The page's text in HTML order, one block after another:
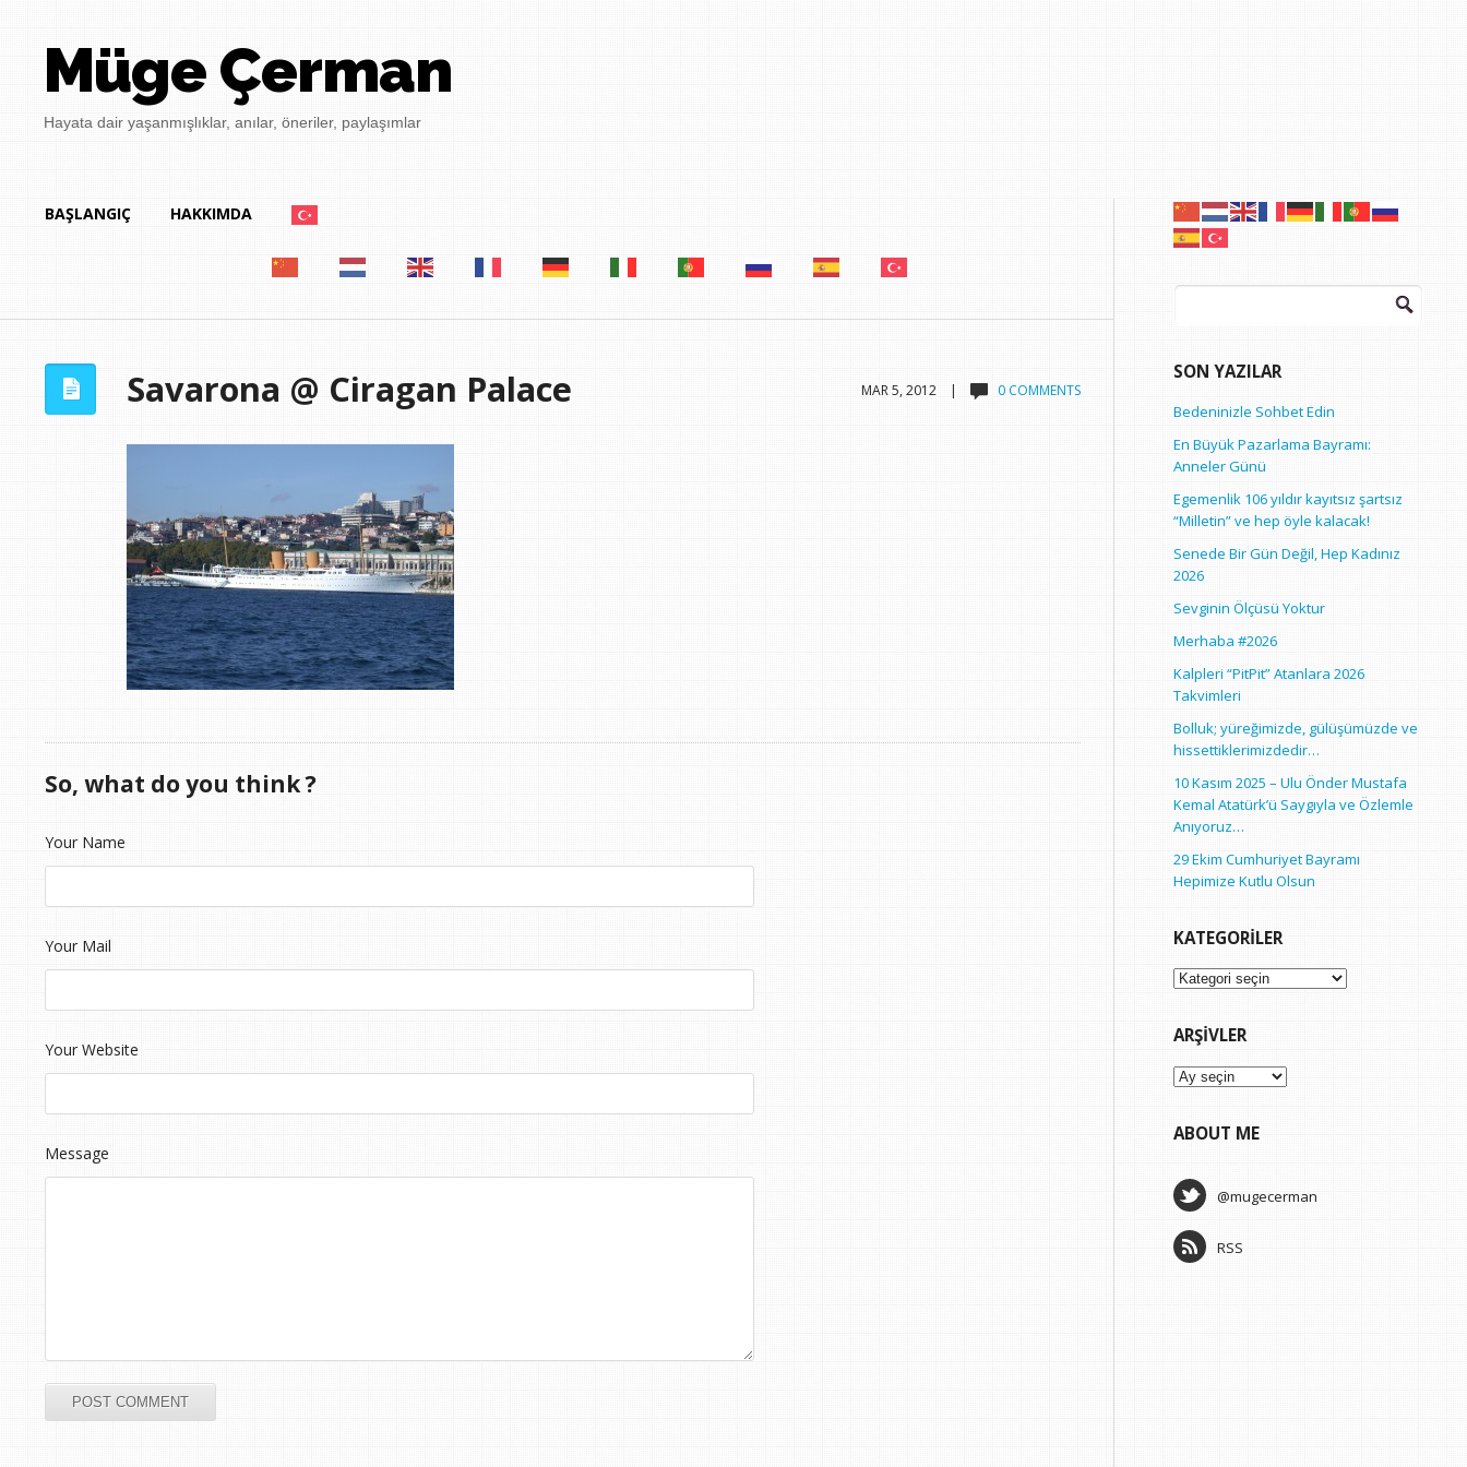
Müge Çerman
Hayata dair yaşanmışlıklar, anılar, öneriler, paylaşımlar
BAŞLANGIÇ HAKKIMDA
MAR 5, 2012 | 0 COMMENTS
Savarona @ Ciragan Palace
So, what do you think ?
Your Name
Your Mail
Your Website
Message
Arama:
SON YAZILAR
Bedeninizle Sohbet Edin
En Büyük Pazarlama Bayramı:
Anneler Günü
Egemenlik 106 yıldır kayıtsız şartsız
“Milletin” ve hep öyle kalacak!
Senede Bir Gün Değil, Hep Kadınız
2026
Sevginin Ölçüsü Yoktur
Merhaba #2026
Kalpleri “PitPit” Atanlara 2026
Takvimleri
Bolluk; yüreğimizde, gülüşümüzde ve
hissettiklerimizdedir…
10 Kasım 2025 – Ulu Önder Mustafa
Kemal Atatürk’ü Saygıyla ve Özlemle
Anıyoruz…
29 Ekim Cumhuriyet Bayramı
Hepimize Kutlu Olsun
KATEGORILER
Kategoriler
ARŞIVLER
Arşivler
ABOUT ME
@mugecerman
RSS